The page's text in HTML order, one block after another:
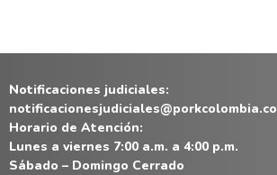
Notificaciones judiciales:
notificacionesjudiciales@porkcolombia.co
Horario de Atención:
Lunes a viernes 7:00 a.m. a 4:00 p.m.
Sábado – Domingo Cerrado